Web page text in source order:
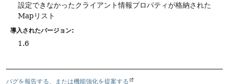
設定できなかったクライアント情報プロパティが格納された
Mapリスト
導入されたバージョン:
1.6
バグを報告する、または機能強化を提案する